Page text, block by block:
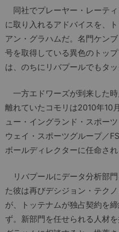
同社でプレーヤー・レーテ
に取り入れるアドバイスを、
アン・グラハムだ。名門ケン
号を取得している異色のトッ
は、のちにリバプールでもタッ
一方エドワーズが到来した
離れていたコモリは2010年10
ュー・イングランド・スポー
ウェイ・スポーツグループ／
ボールディレクターに任命され
リバプールにデータ分析部
た彼は再びデシジョン・テク
が、トッテナムが独占契約を
ず。新部門を任せられる人材